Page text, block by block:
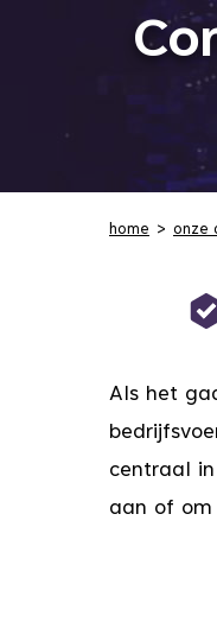
home onze
Als het
centraal
aan of om